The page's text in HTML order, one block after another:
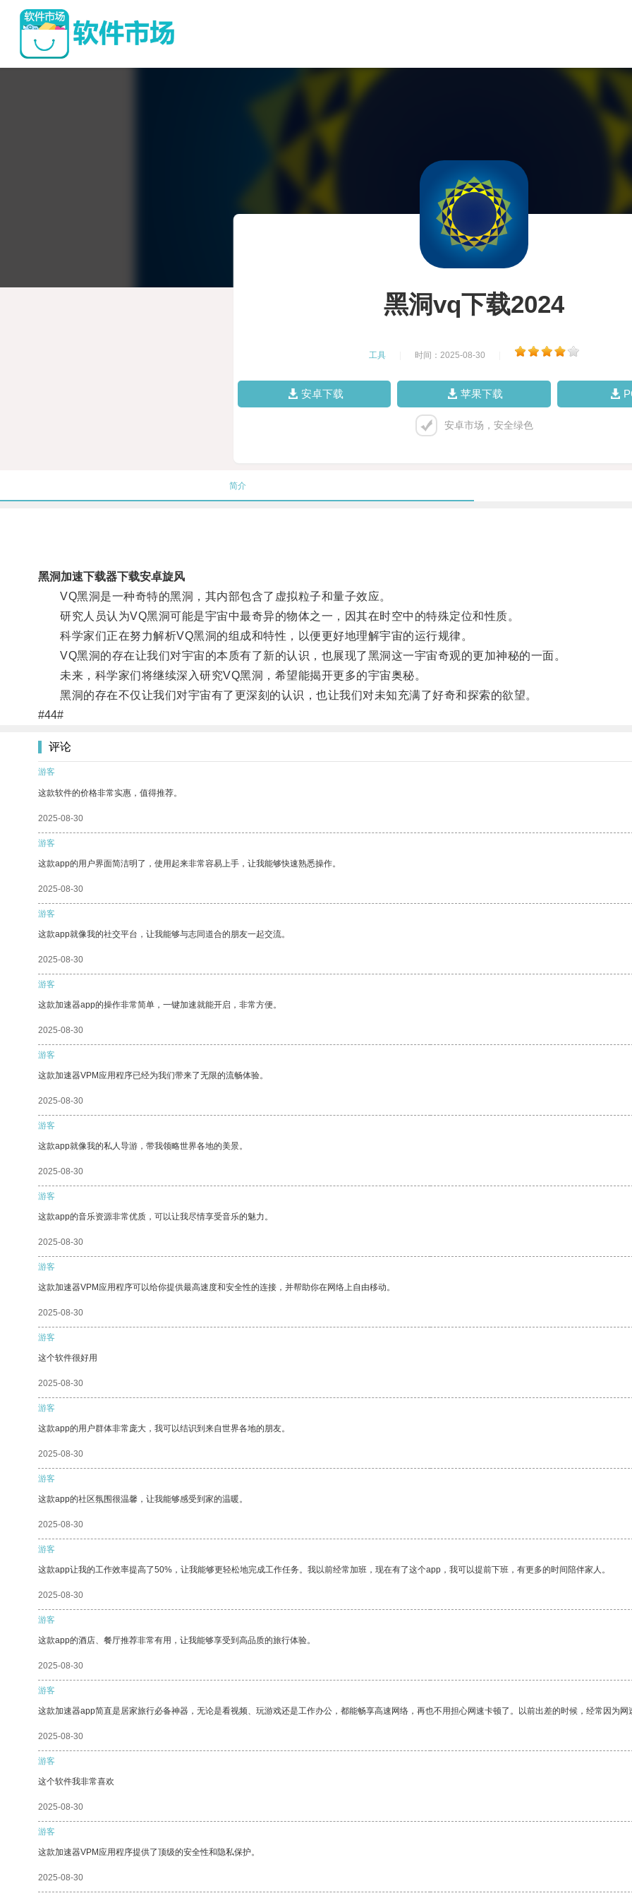
黑洞vq下载2024
工具 时间：2025-08-30
安卓下载 苹果下载
安卓市场，安全绿色
简介
黑洞加速下载器下载安卓旋风
VQ黑洞是一种奇特的黑洞，其内部包含了虚拟粒子和量子效应。
研究人员认为VQ黑洞可能是宇宙中最奇异的物体之一，因其在时空中的特殊定位和性质。
科学家们正在努力解析VQ黑洞的组成和特性，以便更好地理解宇宙的运行规律。
VQ黑洞的存在让我们对宇宙的本质有了新的认识，也展现了黑洞这一宇宙奇观的更加神秘的一面。
未来，科学家们将继续深入研究VQ黑洞，希望能揭开更多的宇宙奥秘。
黑洞的存在不仅让我们对宇宙有了更深刻的认识，也让我们对未知充满了好奇和探索的欲望。
#44#
评论
游客
这款软件的价格非常实惠，值得推荐。
2025-08-30
游客
这款app的用户界面简洁明了，使用起来非常容易上手，让我能够快速熟悉操作。
2025-08-30
游客
这款app就像我的社交平台，让我能够与志同道合的朋友一起交流。
2025-08-30
游客
这款加速器app的操作非常简单，一键加速就能开启，非常方便。
2025-08-30
游客
这款加速器VPM应用程序已经为我们带来了无限的流畅体验。
2025-08-30
游客
这款app就像我的私人导游，带我领略世界各地的美景。
2025-08-30
游客
这款app的音乐资源非常优质，可以让我尽情享受音乐的魅力。
2025-08-30
游客
这款加速器VPM应用程序可以给你提供最高速度和安全性的连接，并帮助你在网络上自由移动。
2025-08-30
游客
这个软件很好用
2025-08-30
游客
这款app的用户群体非常庞大，我可以结识到来自世界各地的朋友。
2025-08-30
游客
这款app的社区氛围很温馨，让我能够感受到家的温暖。
2025-08-30
游客
这款app让我的工作效率提高了50%，让我能够更轻松地完成工作任务。我以前经常加班，现在有了这个app，我可以提前下班，有更多的时间陪伴家人。
2025-08-30
游客
这款app的酒店、餐厅推荐非常有用，让我能够享受到高品质的旅行体验。
2025-08-30
游客
这款加速器app简直是居家旅行必备神器，无论是看视频、玩游戏还是工作办公，都能畅享高速网络，再也不用担心网速卡顿了。以前出差的时候，经常因为
2025-08-30
游客
这个软件我非常喜欢
2025-08-30
游客
这款加速器VPM应用程序提供了顶级的安全性和隐私保护。
2025-08-30